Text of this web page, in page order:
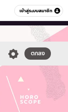
เข้าสู่ระบบสมาชิก
หมวดอื่นๆ
ตกลง